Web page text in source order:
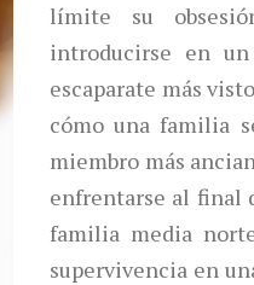
límite su
introducirse en
escaparate más
cómo una familia
miembro más
enfrentarse al final
familia media
supervivencia en